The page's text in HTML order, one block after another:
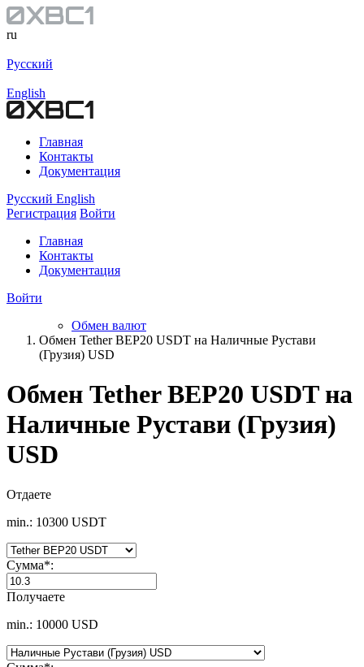
ru
Русский
English
Главная
Контакты
Документация
Русский English
Регистрация Войти
Главная
Контакты
Документация
Войти
Обмен валют
Обмен Tether BEP20 USDT на Наличные Рустави
(Грузия) USD
Обмен Tether BEP20 USDT на
Наличные Рустави (Грузия)
USD
Отдаете
min.: 10300 USDT
Сумма*:
Получаете
min.: 10000 USD